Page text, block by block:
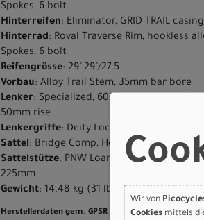
Spokes, 6 bolt
Hinterreifen: Eliminator, GRID TRAIL
Hinterrad: Roval Traverse Rim, hookless
Spokes, 6 bolt
Reifengrösse: 29",29"/27.5
Vorbau: Alloy Trail Stem, 35mm bar bore
Lenker: Specialized, 6000 series alloy, 6-
50mm rise
Lenkergriffe: Deity Lockjaw, Lock On,
Sattel: Bridge Comp, Hollow Cr-mo rails S1-
Sattelstütze: PNW Loam Dropper, tool-less
225mm
Gewicht: 14.48 kg (31 lb, 14.8 oz)
Herstellerdaten gem. GPSR
Wir von
Cookies mittels